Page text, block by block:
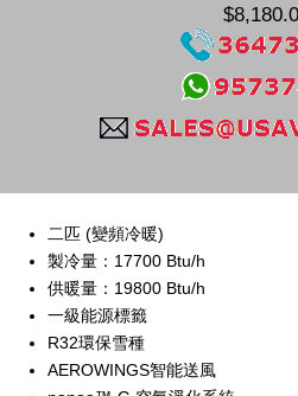
二匹 (變頻冷暖)
製冷量：17700 Btu/h
供暖量：19800 Btu/h
一級能源標籤
R32環保雪種
AEROWINGS智能送風